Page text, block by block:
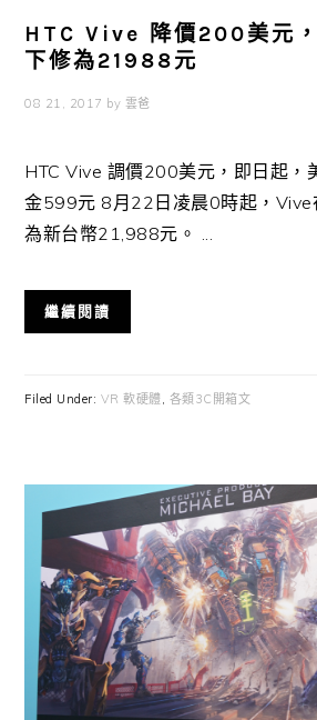
HTC Vive 降價200美元
下修為21988元
08 21, 2017 by 雲爸
HTC Vive 調價200美元，即日起，
金599元 8月22日凌晨0時起，Vive
為新台幣21,988元。 ...
繼續閱讀
Filed Under: VR 軟硬體 各類3C開箱文